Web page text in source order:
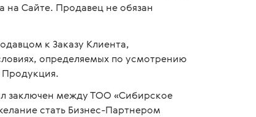
на Сайте. Продавец не обязан
к Заказу Клиента,
определяемых по усмотрению
Продукция.
заключен между ТОО «Сибирское
стать Бизнес-Партнером